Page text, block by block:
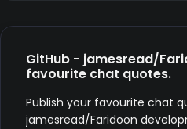
GitHub - jamesread/
favourite chat quotes.
Publish your favourite chat
jamesread/Faridoon